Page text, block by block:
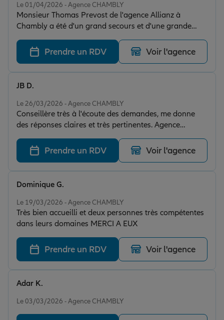
Le 01/04/2026 - Agence CHAMBLY
Monsieur Thomas Prevost de l'agence Allianz à
Chambly a été d'un grand secours et d'une grande
disponibilité pour me permettre d'opérer rapidement
un transfert de certificat d'immatriculation d'une
voiture et me proposer un nouveau contrat
d'assurance. Alors dans une situation personnelle
difficile me laissant peu de temps et d'attention
procédure de transfert du véhicule et d'obtention d'une
nouvelle carte grise. Alors même que j'aurai
probablement signé un contrat d'assurance les yeux
fermés et sans considération du prix, M. Thomas
Prevost a pris le temps de m'offrir le meilleur prix et
m'a permis de réaliser une économie par rapport au
précédente contrat d'assurance. Je recommande
chaudement cette agence qui met le lien humain au
coeur de la relation ave ses clients
Prendre un RDV Voir l'agence
Le 26/03/2026 - Agence CHAMBLY
Conseillère très à l'écoute des demandes, me donne
des réponses claires et très pertinentes. Agence
recommandé
JB D.
Prendre un RDV Voir l'agence
Le 19/03/2026 - Agence CHAMBLY
Très bien accueilli et deux personnes très compétentes
dans leurs domaines MERCI A EUX
Dominique G.
Prendre un RDV Voir l'agence
Le 03/03/2026 - Agence CHAMBLY
Adar K.